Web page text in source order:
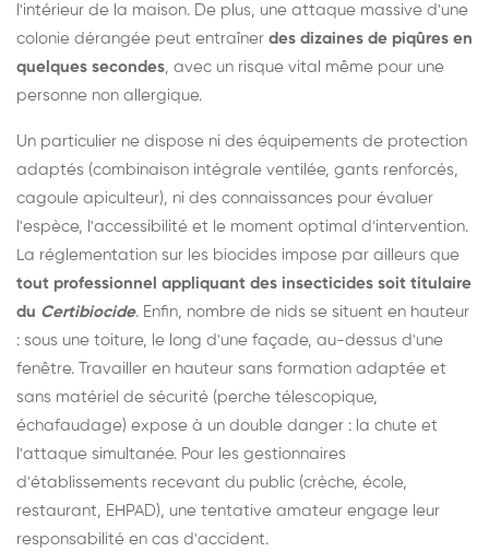
l'intérieur de la maison. De plus, une attaque massive d'une
colonie dérangée peut entraîner des dizaines de piqûres en
quelques secondes, avec un risque vital même pour une
personne non allergique.
Un particulier ne dispose ni des équipements de protection
adaptés (combinaison intégrale ventilée, gants renforcés,
cagoule apiculteur), ni des connaissances pour évaluer
l'espèce, l'accessibilité et le moment optimal d'intervention.
La réglementation sur les biocides impose par ailleurs que
tout professionnel appliquant des insecticides soit titulaire
du Certibiocide. Enfin, nombre de nids se situent en hauteur
: sous une toiture, le long d'une façade, au-dessus d'une
fenêtre. Travailler en hauteur sans formation adaptée et
sans matériel de sécurité (perche télescopique,
échafaudage) expose à un double danger : la chute et
l'attaque simultanée. Pour les gestionnaires
d'établissements recevant du public (crèche, école,
restaurant, EHPAD), une tentative amateur engage leur
responsabilité en cas d'accident.